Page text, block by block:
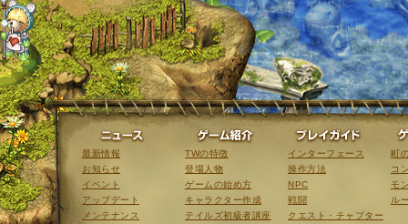
ニュース
最新情報
お知らせ
イベント
アップデート
メンテナンス
ゲーム紹介
TWの特徴
登場人物
ゲームの始め方
キャラクター作成
テイルズ初級者講座
インターフェース
操作方法
NPC
戦闘
クエスト・チャプター
町
コ
モ
ル